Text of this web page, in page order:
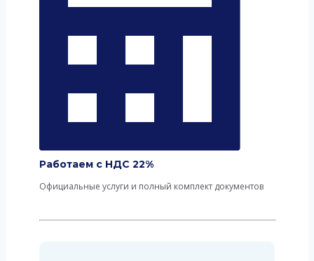
Работаем с НДС 22%
Официальные услуги и полный комплект документов